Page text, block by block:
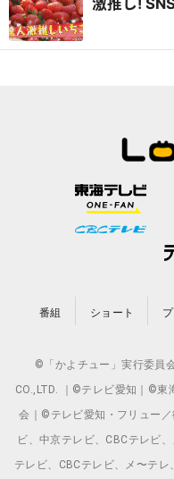
激推し!
番組 ショート
©「かよチュー」実行委員
CO.,LTD. ｜©テレビ愛知｜©
会｜©テレビ愛知・フリュー
ビ、中京テレビ、CBCテレビ
テレビ、CBCテレビ、メ〜テ